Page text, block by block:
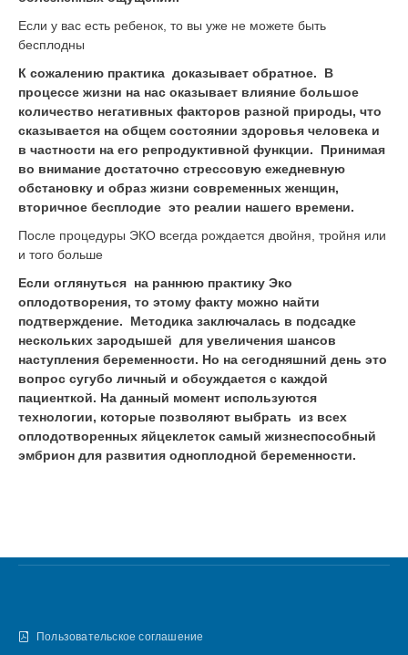
Если у вас есть ребенок, то вы уже не можете быть
бесплодны
К сожалению практика доказывает обратное. В
процессе жизни на нас оказывает влияние большое
количество негативных факторов разной природы, что
сказывается на общем состоянии здоровья человека и
в частности на его репродуктивной функции. Принимая
во внимание достаточно стрессовую ежедневную
обстановку и образ жизни современных женщин,
вторичное бесплодие это реалии нашего времени.
После процедуры ЭКО всегда рождается двойня, тройня или
и того больше
Если оглянуться на раннюю практику Эко
оплодотворения, то этому факту можно найти
подтверждение. Методика заключалась в подсадке
нескольких зародышей для увеличения шансов
наступления беременности. Но на сегодняшний день это
вопрос сугубо личный и обсуждается с каждой
пациенткой. На данный момент используются
технологии, которые позволяют выбрать из всех
оплодотворенных яйцеклеток самый жизнеспособный
эмбрион для развития одноплодной беременности.
Пользовательское соглашение